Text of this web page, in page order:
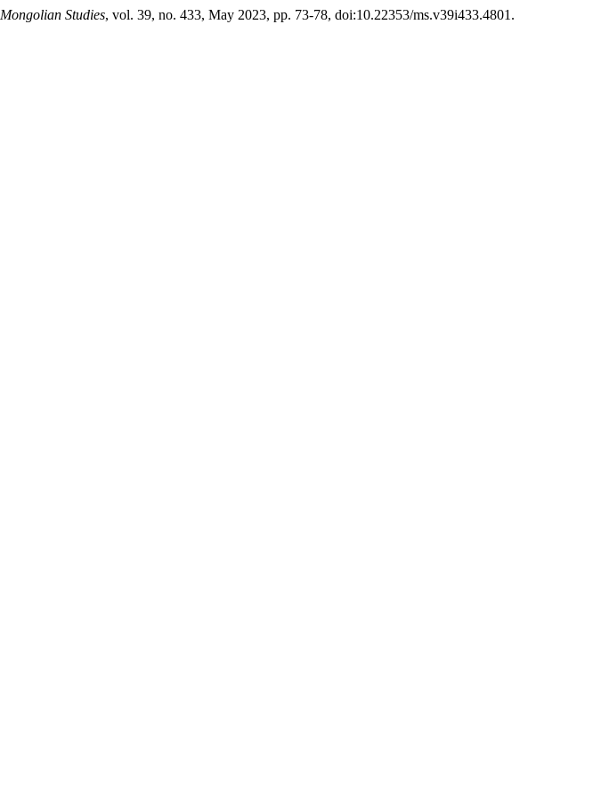
Mongolian Studies, vol. 39, no. 433, May 2023, pp. 73-78, doi:10.22353/ms.v39i433.4801.